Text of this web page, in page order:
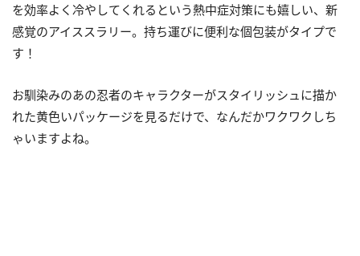
を効率よく冷やしてくれるという熱中症対策にも嬉しい、新
感覚のアイススラリー。持ち運びに便利な個包装がタイプで
す！
お馴染みのあの忍者のキャラクターがスタイリッシュに描か
れた黄色いパッケージを見るだけで、なんだかワクワクしち
ゃいますよね。